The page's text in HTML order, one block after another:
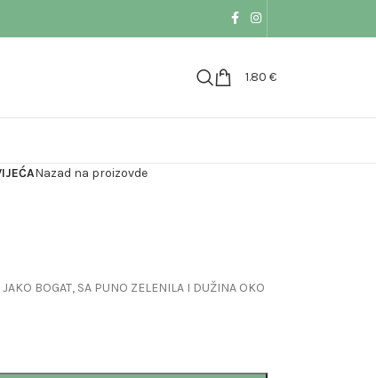
1.80 €
Nazad na proizovde
BOGAT, SA PUNO ZELENILA I DUŽINA OKO